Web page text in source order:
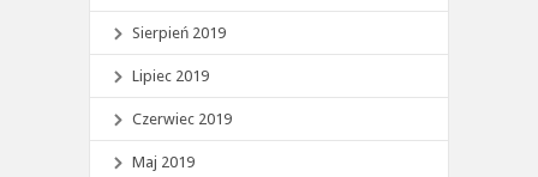
Sierpień 2019
Lipiec 2019
Czerwiec 2019
Maj 2019